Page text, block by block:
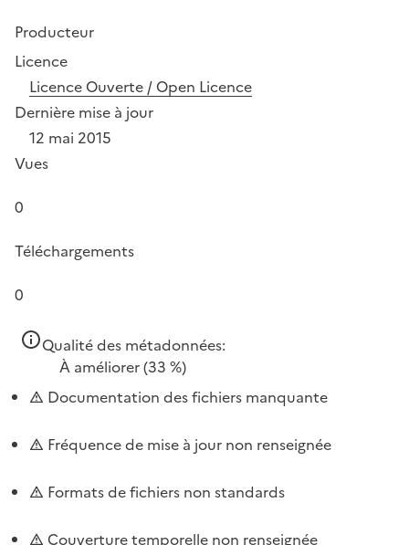
Producteur
Licence
Licence Ouverte / Open Licence
Dernière mise à jour
12 mai 2015
Vues
0
Téléchargements
0
Qualité des métadonnées:
À améliorer(33 %)
Documentation des fichiers manquante
Fréquence de mise à jour non renseignée
Formats de fichiers non standards
Couverture temporelle non renseignée